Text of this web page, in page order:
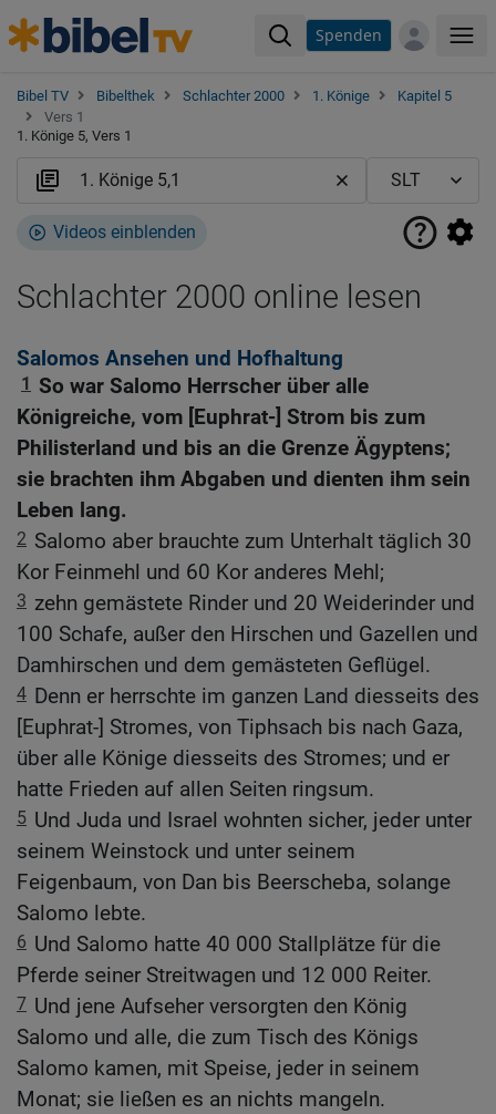
Spenden
Bibel TV Bibelthek Schlachter 2000 1. Könige
Kapitel 5
Vers 1
1. Könige 5, Vers 1
Videos einblenden
Schlachter 2000 online lesen
Salomos Ansehen und Hofhaltung
1 So war Salomo Herrscher über alle
Königreiche, vom [Euphrat-] Strom bis zum
Philisterland und bis an die Grenze Ägyptens;
sie brachten ihm Abgaben und dienten ihm sein
Leben lang.
2 Salomo aber brauchte zum Unterhalt täglich 30
Kor Feinmehl und 60 Kor anderes Mehl;
3 zehn gemästete Rinder und 20 Weiderinder und
100 Schafe, außer den Hirschen und Gazellen und
Damhirschen und dem gemästeten Geflügel.
4 Denn er herrschte im ganzen Land diesseits des
[Euphrat-] Stromes, von Tiphsach bis nach Gaza,
über alle Könige diesseits des Stromes; und er
hatte Frieden auf allen Seiten ringsum.
5 Und Juda und Israel wohnten sicher, jeder unter
seinem Weinstock und unter seinem
Feigenbaum, von Dan bis Beerscheba, solange
Salomo lebte.
6 Und Salomo hatte 40 000 Stallplätze für die
Pferde seiner Streitwagen und 12 000 Reiter.
7 Und jene Aufseher versorgten den König
Salomo und alle, die zum Tisch des Königs
Salomo kamen, mit Speise, jeder in seinem
Monat; sie ließen es an nichts mangeln.